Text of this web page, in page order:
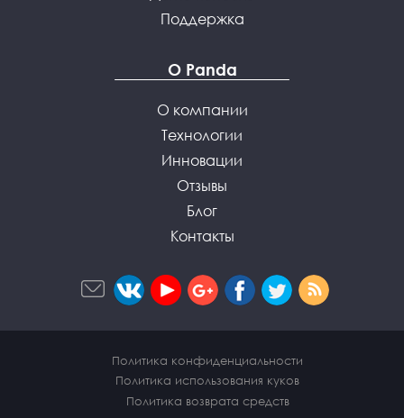
Поддержка
О Panda
О компании
Технологии
Инновации
Отзывы
Блог
Контакты
Политика конфиденциальности
Политика использования куков
Политика возврата средств